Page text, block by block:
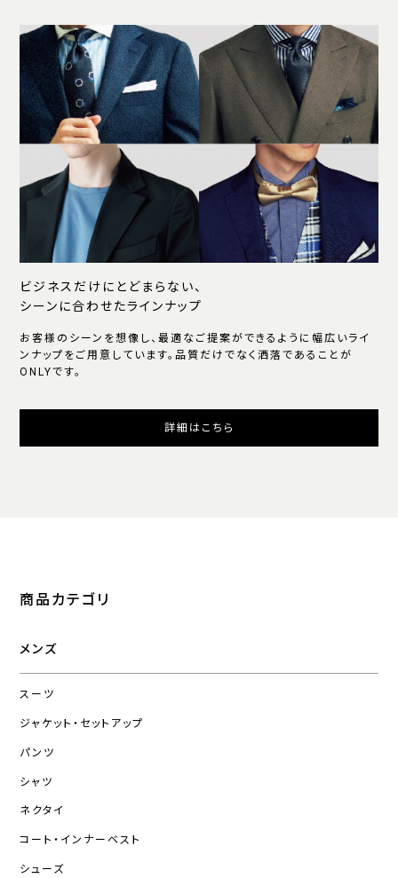
ビジネスだけにとどまらない、
シーンに合わせたラインナップ
お客様のシーンを想像し、最適なご提案ができるように幅広いライ
ンナップをご用意しています。品質だけでなく洒落であることが
ONLYです。
詳細はこちら
商品カテゴリ
メンズ
スーツ
ジャケット・セットアップ
パンツ
シャツ
ネクタイ
コート・インナーベスト
シューズ